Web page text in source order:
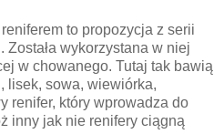
to propozycja z serii
Została wykorzystana w niej
w chowanego. Tutaj tak bawią
lisek, sowa, wiewiórka,
renifer, który wprowadza do
inny jak nie renifery ciągną